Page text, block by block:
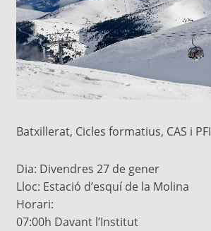
Batxillerat, Cicles formatius, CAS i PFI
Dia: Divendres 27 de gener
Lloc: Estació d’esquí de la Molina
Horari:
07:00h Davant l’Institut